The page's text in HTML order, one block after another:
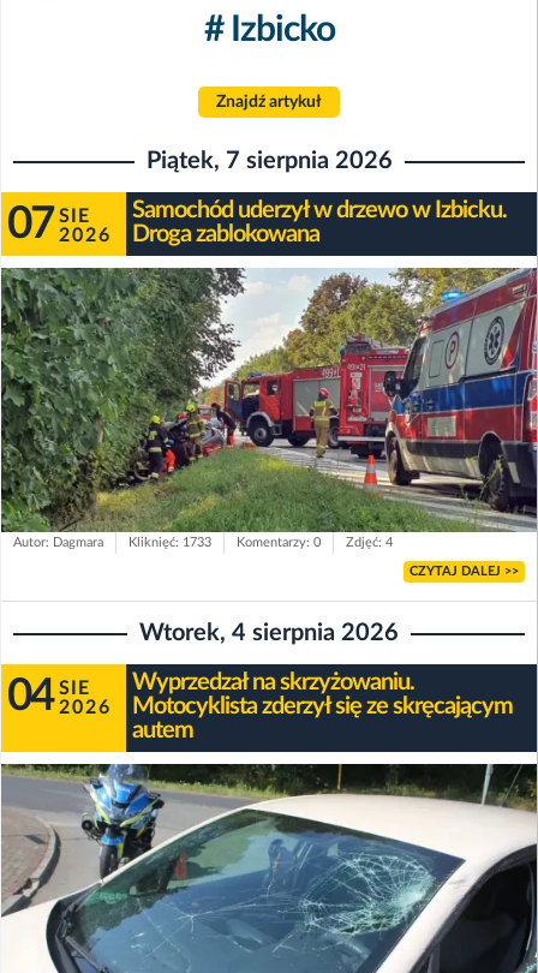
# Izbicko
Znajdź artykuł
Piątek, 7 sierpnia 2026
07 SIE
2026
Samochód uderzył w drzewo w Izbicku.
Droga zablokowana
Autor: Dagmara Kliknięć: 1733 Komentarzy: 0 Zdjęć: 4
CZYTAJ DALEJ >>
Wtorek, 4 sierpnia 2026
04 SIE
2026
Wyprzedzał na skrzyżowaniu.
Motocyklista zderzył się ze skręcającym
autem